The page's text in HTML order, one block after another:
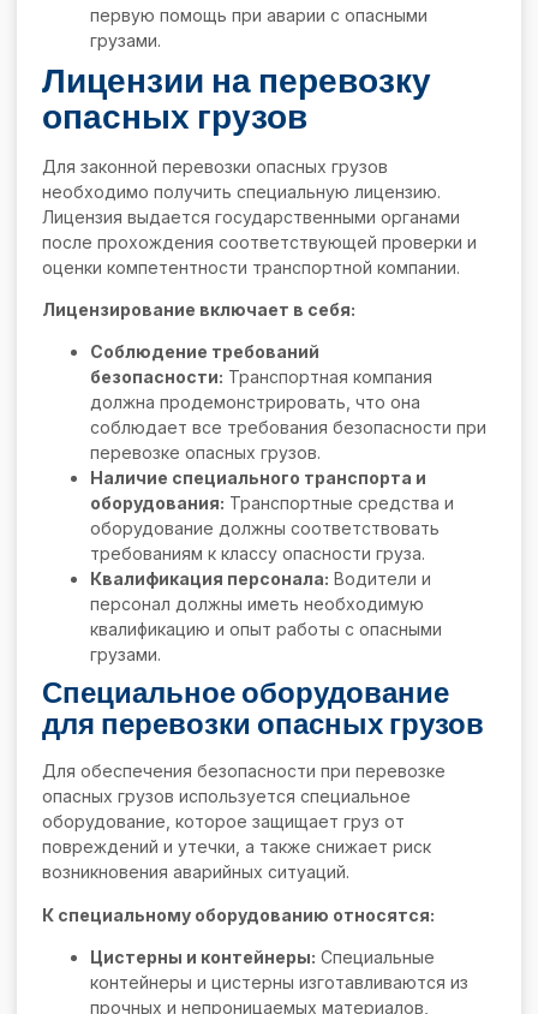
первую помощь при аварии с опасными
грузами.
Лицензии на перевозку
опасных грузов
Для законной перевозки опасных грузов
необходимо получить специальную лицензию.
Лицензия выдается государственными органами
после прохождения соответствующей проверки и
оценки компетентности транспортной компании.
Лицензирование включает в себя:
Соблюдение требований
безопасности: Транспортная компания
должна продемонстрировать, что она
соблюдает все требования безопасности при
перевозке опасных грузов.
Наличие специального транспорта и
оборудования: Транспортные средства и
оборудование должны соответствовать
требованиям к классу опасности груза.
Квалификация персонала: Водители и
персонал должны иметь необходимую
квалификацию и опыт работы с опасными
грузами.
Специальное оборудование
для перевозки опасных грузов
Для обеспечения безопасности при перевозке
опасных грузов используется специальное
оборудование, которое защищает груз от
повреждений и утечки, а также снижает риск
возникновения аварийных ситуаций.
К специальному оборудованию относятся:
Цистерны и контейнеры: Специальные
контейнеры и цистерны изготавливаются из
прочных и непроницаемых материалов,